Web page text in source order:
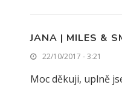
JANA | MILES &
22/10/2017 - 3:21
Moc děkuji, uplně